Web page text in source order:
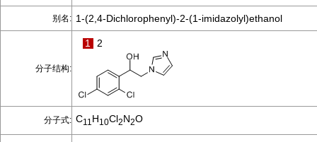
别名: 1-(2,4-Dichlorophenyl)-2-(1-imidazolyl)ethanol
分子结构:
1 2
分子式: C11 H10Cl2N2O